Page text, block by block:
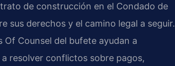
de construcción en el Condado de
sus derechos y el camino legal a seguir.
Of Counsel del bufete ayudan a
resolver conflictos sobre pagos,